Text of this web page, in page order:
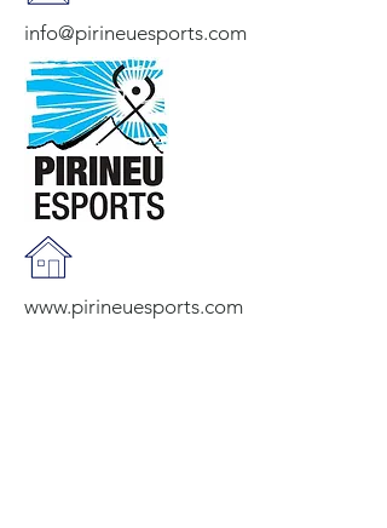
info@pirineuesports.com
www.pirineuesports.com